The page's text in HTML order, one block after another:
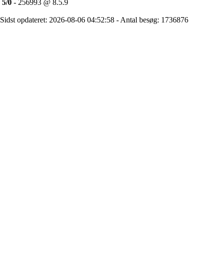
5/0 - 256993 @ 8.5.9
Sidst opdateret: 2026-08-06 04:52:58 - Antal besøg: 1736876